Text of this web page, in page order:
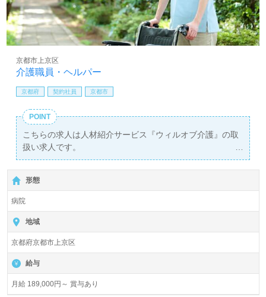
介護職員・ヘルパー
京都市上京区
京都府 契約社員 京都市
POINT
こちらの求人は人材紹介サービス『ウィルオブ介護』の取
扱い求人です。
詳細に関してお気軽にご相談ください♪
【無料】で皆さんの転職活動をサポートいたします。
形態
病院
地域
京都府京都市上京区
給与
月給 189,000円～ 賞与あり